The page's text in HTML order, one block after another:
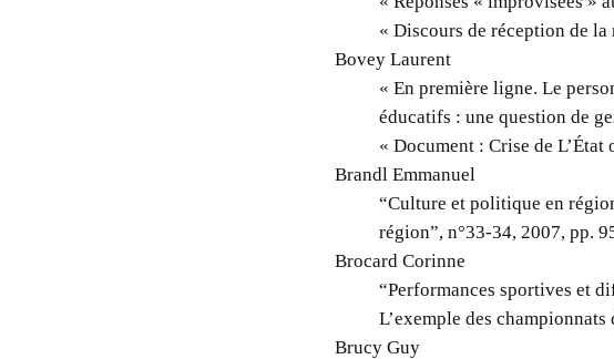
« Discours de réception de la
Bovey Laurent
« En première ligne. Le
éducatifs : une question de
« Document : Crise de L’État
Brandl Emmanuel
“Culture et politique en
région”, n°33-34, 2007, pp.
Brocard Corinne
“Performances sportives et
L’exemple des
Brucy Guy